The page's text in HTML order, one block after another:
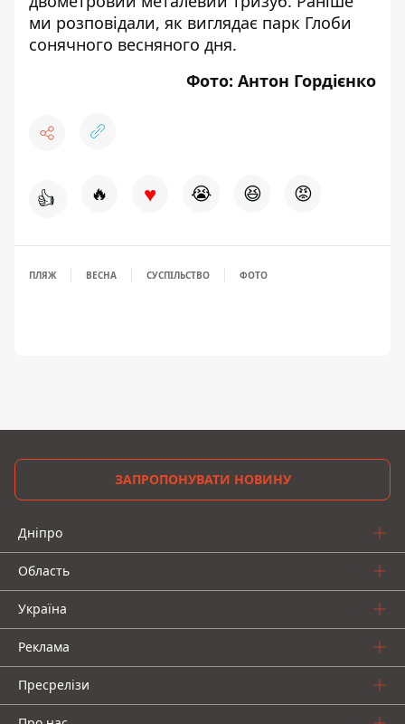
ми розповідали, як виглядає парк Глоби
сонячного весняного дня.
Фото: Антон Гордієнко
👍 🔥 ♥ 😭 😆 😡
ПЛЯЖ ВЕСНА СУСПІЛЬСТВО ФОТО
ЗАПРОПОНУВАТИ НОВИНУ
Дніпро
Область
Україна
Реклама
Пресрелізи